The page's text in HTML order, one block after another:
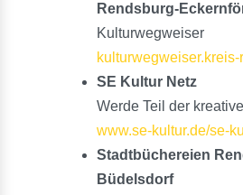
Rendsburg-
Kulturwegweiser
SE Kultur Netz
Werde Teil der
www.se-kultur.de/se-
Stadtbüchereien
Büdelsdorf